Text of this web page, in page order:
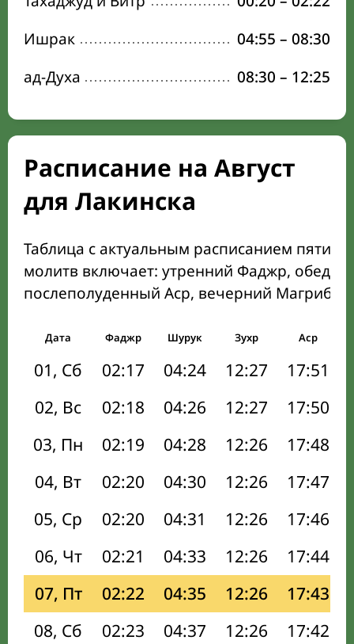
Ишрак
04:55 – 08:30
ад-Духа
08:30 – 12:25
Расписание на Август
для Лакинска
Таблица с актуальным расписанием пяти
молитв включает: утренний Фаджр,
послеполуденный Аср, вечерний Магриб
Дата Фаджр Шурук Зухр Аср
01, Сб 02:17 04:24 12:27 17:51
02, Вс
02:18 04:26 12:27 17:50
03, Пн
02:19 04:28 12:26 17:48
04, Вт
02:20 04:30 12:26 17:47
05, Ср
02:20 04:31 12:26 17:46
06, Чт
02:21 04:33 12:26 17:44
07, Пт
02:22 04:35 12:26 17:43
08, Сб
02:23 04:37 12:26 17:42